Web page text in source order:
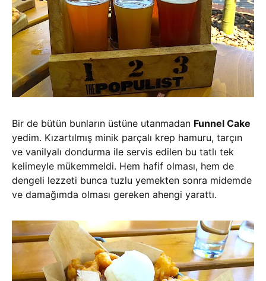
Bir de bütün bunların üstüne utanmadan Funnel Cake
yedim. Kızartılmış minik parçalı krep hamuru, tarçın
ve vanilyalı dondurma ile servis edilen bu tatlı tek
kelimeyle mükemmeldi. Hem hafif olması, hem de
dengeli lezzeti bunca tuzlu yemekten sonra midemde
ve damağımda olması gereken ahengi yarattı.